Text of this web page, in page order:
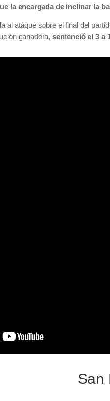
la encargada de inclinar la
al ataque sobre el final del
ganadora,sentenció el 3 a
San